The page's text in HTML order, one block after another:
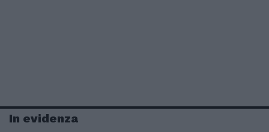
In evidenza